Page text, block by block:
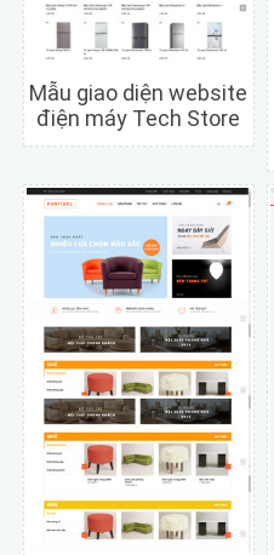
Mẫu giao diện website
điện máy Tech Store